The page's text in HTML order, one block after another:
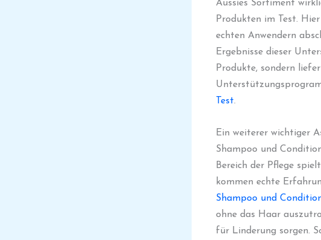
Aussies Sortiment
Produkten im Test.
echten Anwendern
Ergebnisse dieser
Produkte, sondern
Test.
Ein weiterer wichtiger
Shampoo und
Bereich der Pflege
kommen echte
Shampoo und
ohne das Haar
für Linderung sorgen.